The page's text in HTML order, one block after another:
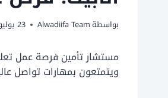
بواسطةAlwadiifa Team 23 يوليو، 2025
مستشار تأمين فرصة عمل
ويتمتعون بمهارات تواصل